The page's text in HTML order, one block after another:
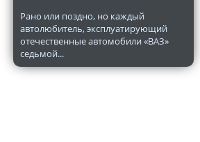
Рано или поздно, но каждый
автолюбитель, эксплуатирующий
отечественные автомобили «ВАЗ»
седьмой...